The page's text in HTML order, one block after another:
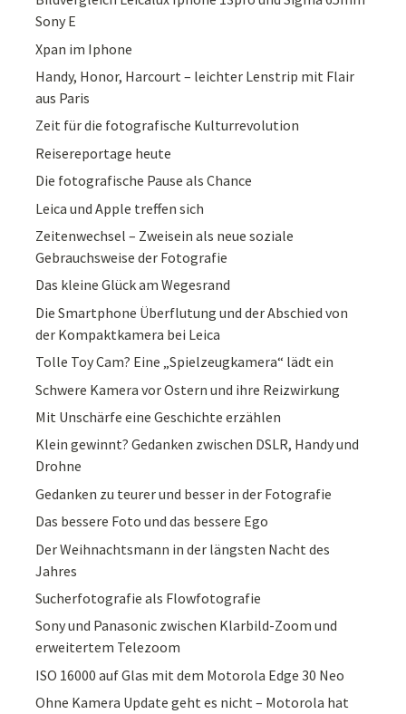
Sony E
Xpan im Iphone
Handy, Honor, Harcourt – leichter Lenstrip mit Flair
aus Paris
Zeit für die fotografische Kulturrevolution
Reisereportage heute
Die fotografische Pause als Chance
Leica und Apple treffen sich
Zeitenwechsel – Zweisein als neue soziale
Gebrauchsweise der Fotografie
Das kleine Glück am Wegesrand
Die Smartphone Überflutung und der Abschied von
der Kompaktkamera bei Leica
Tolle Toy Cam? Eine „Spielzeugkamera“ lädt ein
Schwere Kamera vor Ostern und ihre Reizwirkung
Mit Unschärfe eine Geschichte erzählen
Klein gewinnt? Gedanken zwischen DSLR, Handy und
Drohne
Gedanken zu teurer und besser in der Fotografie
Das bessere Foto und das bessere Ego
Der Weihnachtsmann in der längsten Nacht des
Jahres
Sucherfotografie als Flowfotografie
Sony und Panasonic zwischen Klarbild-Zoom und
erweitertem Telezoom
ISO 16000 auf Glas mit dem Motorola Edge 30 Neo
Ohne Kamera Update geht es nicht – Motorola hat